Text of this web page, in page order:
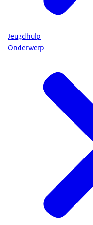
Jeugdhulp
Onderwerp